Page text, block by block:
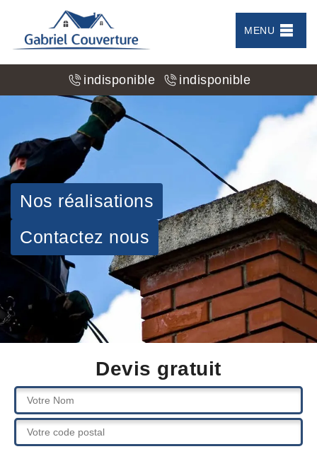
MENU
indisponible indisponible
Nos réalisations
Contactez nous
Devis gratuit